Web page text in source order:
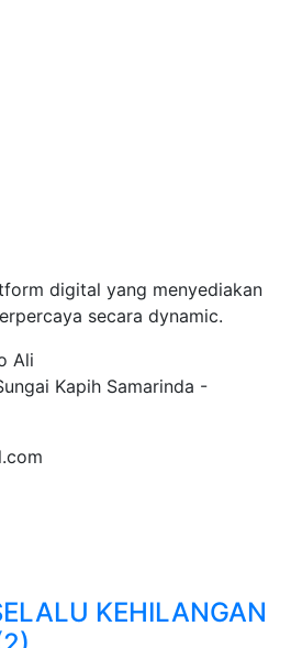
digital yang menyediakan
secara dynamic.
Ali
Kapih Samarinda -
KEHILANGAN